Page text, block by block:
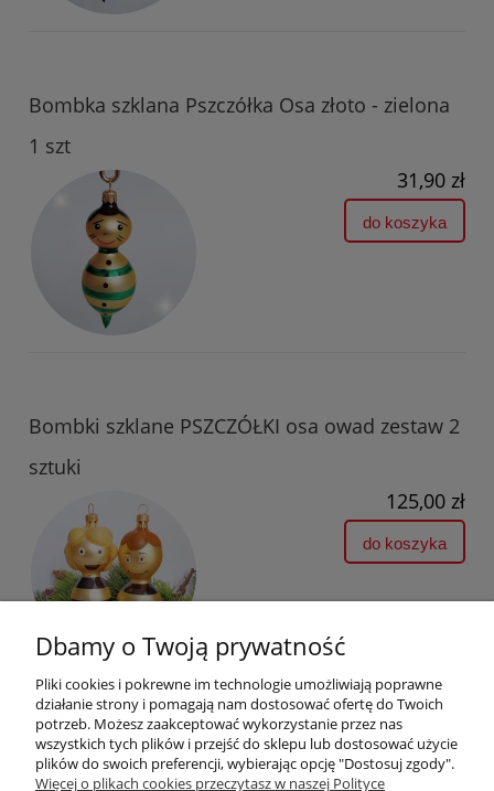
Bombka szklana Pszczółka Osa złoto - zielona
1 szt
31,90 zł
do koszyka
Bombki szklane PSZCZÓŁKI osa owad zestaw 2
sztuki
125,00 zł
do koszyka
Pomoc
Dbamy o Twoją prywatność
Pliki cookies i pokrewne im technologie umożliwiają poprawne
działanie strony i pomagają nam dostosować ofertę do Twoich
potrzeb. Możesz zaakceptować wykorzystanie przez nas
wszystkich tych plików i przejść do sklepu lub dostosować użycie
plików do swoich preferencji, wybierając opcję "Dostosuj zgody".
Więcej o plikach cookies przeczytasz w naszej Polityce